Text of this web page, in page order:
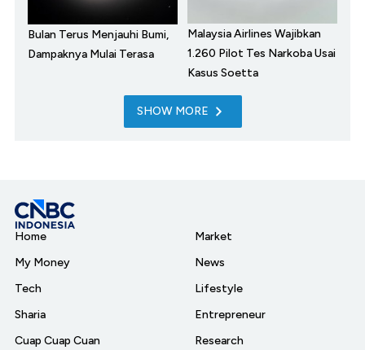
Bulan Terus Menjauhi Bumi,
Dampaknya Mulai Terasa
Malaysia Airlines Wajibkan
1.260 Pilot Tes Narkoba Usai
Kasus Soetta
SHOW MORE
Home
My Money
Tech
Sharia
Cuap Cuap Cuan
Market
News
Lifestyle
Entrepreneur
Research